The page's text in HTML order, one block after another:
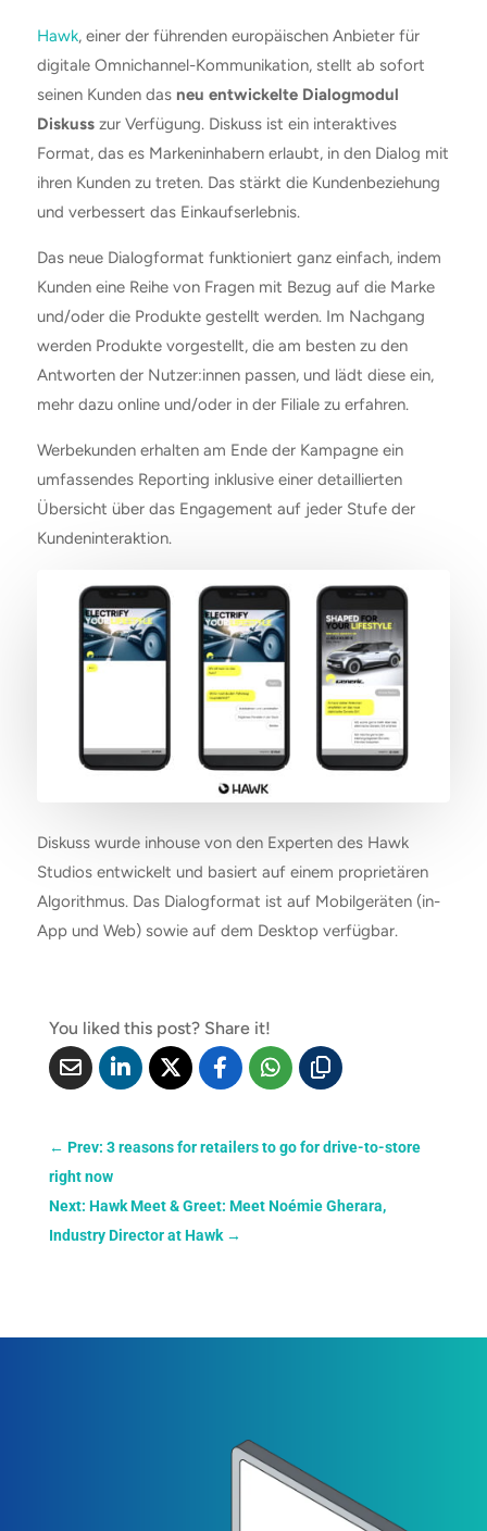
Hawk, einer der führenden europäischen Anbieter für
digitale Omnichannel-Kommunikation, stellt ab sofort
seinen Kunden das neu entwickelte Dialogmodul
Diskusszur Verfügung. Diskuss ist ein interaktives
Format, das es Markeninhabern erlaubt, in den Dialog mit
ihren Kunden zu treten. Das stärkt die Kundenbeziehung
und verbessert das Einkaufserlebnis.
Das neue Dialogformat funktioniert ganz einfach, indem
Kunden eine Reihe von Fragen mit Bezug auf die Marke
und/oder die Produkte gestellt werden. Im Nachgang
werden Produkte vorgestellt, die am besten zu den
Antworten der Nutzer:innen passen, und lädt diese ein,
mehr dazu online und/oder in der Filiale zu erfahren.
Werbekunden erhalten am Ende der Kampagne ein
umfassendes Reporting inklusive einer detaillierten
Übersicht über das Engagement auf jeder Stufe der
Kundeninteraktion.
Diskuss wurde inhouse von den Experten des Hawk
Studios entwickelt und basiert auf einem proprietären
Algorithmus. Das Dialogformat ist auf Mobilgeräten (in-
App und Web) sowie auf dem Desktop verfügbar.
You liked this post? Share it!
← Prev: 3 reasons for retailers to go for drive-to-store
right now
Next: Hawk Meet & Greet: Meet Noémie Gherara,
Industry Director at Hawk→